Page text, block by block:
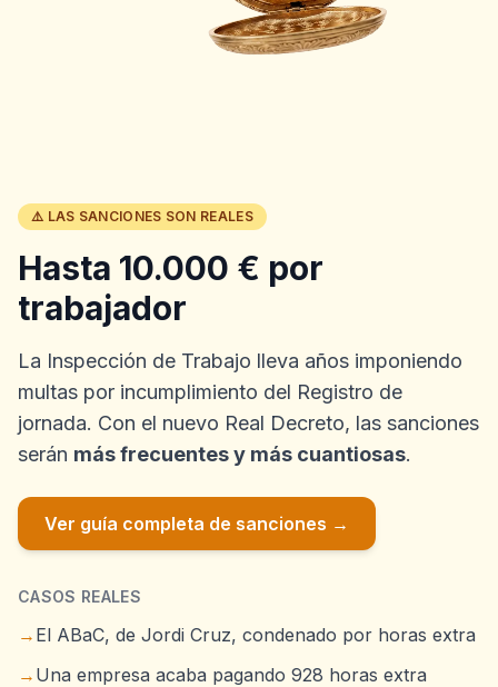
⚠️ LAS SANCIONES SON REALES
Hasta 10.000 € por
trabajador
La Inspección de Trabajo lleva años imponiendo
multas por incumplimiento del Registro de
jornada. Con el nuevo Real Decreto, las sanciones
serán más frecuentes y más cuantiosas.
Ver guía completa de sanciones →
CASOS REALES
→ El ABaC, de Jordi Cruz, condenado por horas extra
→ Una empresa acaba pagando 928 horas extra